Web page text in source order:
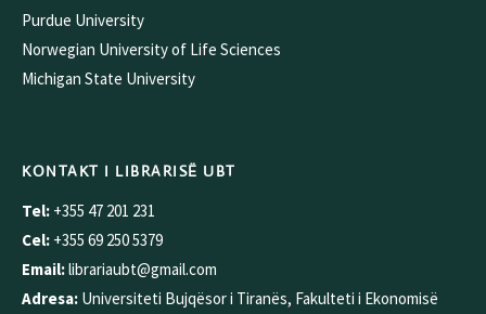
Purdue University
Norwegian University of Life Sciences
Michigan State University
KONTAKT I LIBRARISË UBT
Tel: +355 47 201 231
Cel: +355 69 250 5379
Email:librariaubt@gmail.com
Adresa: Universiteti Bujqësor i Tiranës, Fakulteti i Ekonomisë